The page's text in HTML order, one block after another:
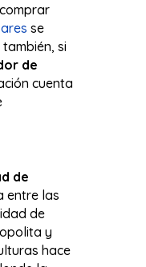
se
si
de
cuenta
de
entre las
de
y
hace